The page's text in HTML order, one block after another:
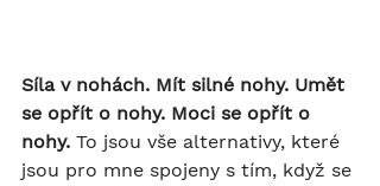
Síla v nohách. Mít silné nohy. Umět
se opřít o nohy. Moci se opřít o
nohy. To jsou vše alternativy, které
jsou pro mne spojeny s tím, když se